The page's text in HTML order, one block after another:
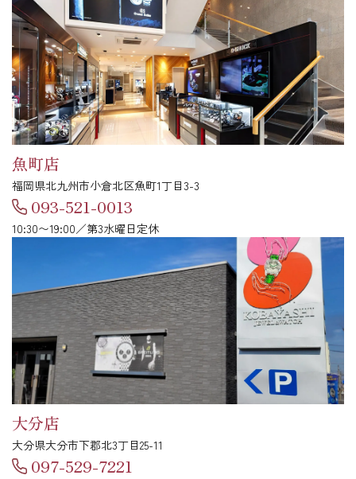
魚町店
福岡県北九州市小倉北区魚町1丁目3-3
093-521-0013
10:30〜19:00／第3水曜日定休
大分店
大分県大分市下郡北3丁目25-11
097-529-7221